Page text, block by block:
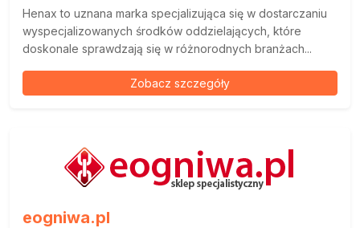
Henax to uznana marka specjalizująca się w dostarczaniu
wyspecjalizowanych środków oddzielających, które
doskonale sprawdzają się w różnorodnych branżach...
Zobacz szczegóły
eogniwa.pl